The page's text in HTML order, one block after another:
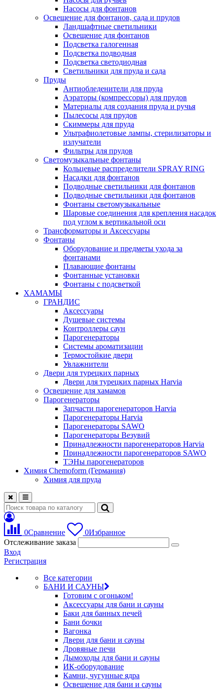
Насосы для фонтанов
Освещение для фонтанов, сада и прудов
Ландшафтные светильники
Освещение для фонтанов
Подсветка галогенная
Подсветка подводная
Подсветка светодиодная
Светильники для пруда и сада
Пруды
Антиобледенители для пруда
Аэраторы (компрессоры) для прудов
Материалы для создания пруда и ручья
Пылесосы для прудов
Скиммеры для пруда
Ультрафиолетовые лампы, стерилизаторы и
излучатели
Фильтры для прудов
Светомузыкальные фонтаны
Кольцевые распределители SPRAY RING
Насадки для фонтанов
Подводные светильники для фонтанов
Подводные светильники для фонтанов
Фонтаны светомузыкальные
Шаровые соединения для крепления насадок
под углом к вертикальной оси
Трансформаторы и Аксессуары
Фонтаны
Оборудование и предметы ухода за
фонтанами
Плавающие фонтаны
Фонтанные установки
Фонтаны с подсветкой
ХАМАМЫ
ГРАНДИС
Аксессуары
Душевые системы
Контроллеры саун
Парогенераторы
Системы ароматизации
Термостойкие двери
Увлажнители
Двери для турецких парных
Двери для турецких парных Harvia
Освещение для хамамов
Парогенераторы
Запчасти парогенераторов Harvia
Парогенераторы Harvia
Парогенераторы SAWO
Парогенераторы Везувий
Принадлежности парогенераторов Harvia
Принадлежности парогенераторов SAWO
ТЭНы парогенераторов
Химия Chemoform (Германия)
Химия для пруда
0Сравнение 0Избранное
Отслеживание заказа
Вход
Регистрация
Все категории
БАНИ И САУНЫ
Готовим с огоньком!
Аксессуары для бани и сауны
Баки для банных печей
Бани бочки
Вагонка
Двери для бани и сауны
Дровяные печи
Дымоходы для бани и сауны
ИК-оборудование
Камни, чугунные ядра
Освещение для бани и сауны